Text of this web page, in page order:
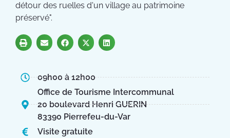
détour des ruelles d'un village au patrimoine
préservé".
09h00 à 12h00
Office de Tourisme Intercommunal
20 boulevard Henri GUERIN
83390 Pierrefeu-du-Var
Visite gratuite